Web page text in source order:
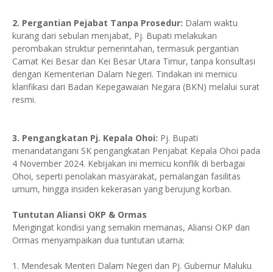
2. Pergantian Pejabat Tanpa Prosedur: Dalam waktu
kurang dari sebulan menjabat, Pj. Bupati melakukan
perombakan struktur pemerintahan, termasuk pergantian
Camat Kei Besar dan Kei Besar Utara Timur, tanpa konsultasi
dengan Kementerian Dalam Negeri. Tindakan ini memicu
klarifikasi dari Badan Kepegawaian Negara (BKN) melalui surat
resmi.
3. Pengangkatan Pj. Kepala Ohoi: Pj. Bupati
menandatangani SK pengangkatan Penjabat Kepala Ohoi pada
4 November 2024. Kebijakan ini memicu konflik di berbagai
Ohoi, seperti penolakan masyarakat, pemalangan fasilitas
umum, hingga insiden kekerasan yang berujung korban.
Tuntutan Aliansi OKP & Ormas
Mengingat kondisi yang semakin memanas, Aliansi OKP dan
Ormas menyampaikan dua tuntutan utama:
1. Mendesak Menteri Dalam Negeri dan Pj. Gubernur Maluku